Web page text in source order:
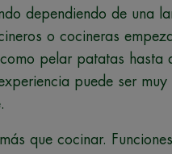
dependiendo de una
o cocineras
pelar patatas hasta
puede ser
que cocinar.